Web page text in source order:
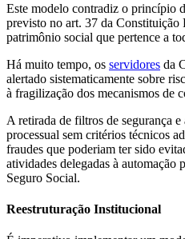
Este modelo contradiz o princípio
previsto no art. 37 da Constituição
patrimônio social que pertence a
Há muito tempo, os servidores da
alertado sistematicamente sobre
à fragilização dos mecanismos de
A retirada de filtros de segurança
processual sem critérios técnicos
fraudes que poderiam ter sido
atividades delegadas à automação
Seguro Social.
Reestruturação Institucional